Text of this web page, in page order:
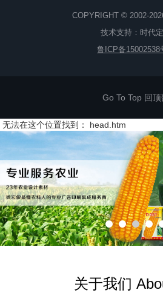
COPYRIGHT © 2002-
技术支持： 时代
鲁ICP备15002538
Go To Top 回顶
无法在这个位置找到： head.htm
关于我们